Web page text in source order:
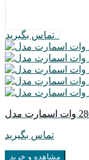
تماس بگیرید
تماس بگیرید
مشاهده و خرید